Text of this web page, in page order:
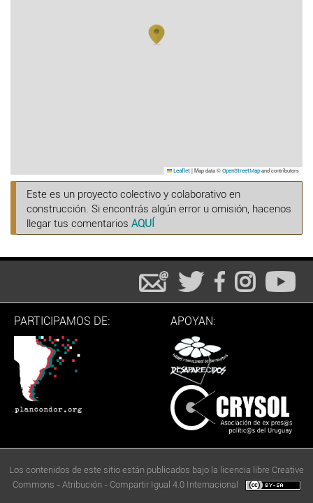
Leaflet |Map data © OpenStreetMapand contributors
Este es un proyecto colectivo y colaborativo en
construcción. Si encontrás algún error u omisión, hacenos
llegar tus comentarios AQUÍ
PARTICIPAMOS DE: APOYAN:
Los contenidos de este sitio están publicados bajo la licencia libre Creative
Commons - Atribución - Compartir Igual 4.0 Internacional